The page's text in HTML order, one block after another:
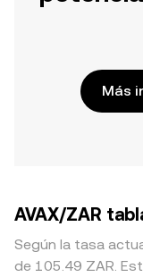
Más
AVAX/ZAR
Según la tasa
de 105.49 ZAR.